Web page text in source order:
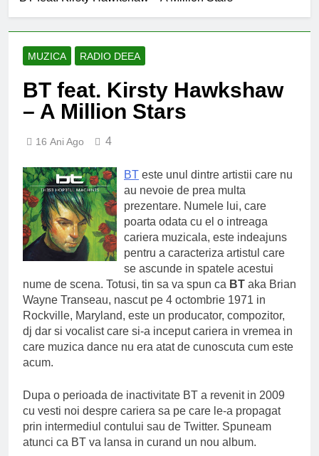
an școlar: fără fondul clasei,
fără fondul școlii
și organizațiile din Bacău
2 Ani Ago
Harta și programul
terenurilor de sport publice
din municipiul Bacău
2 Ani Ago
MUZICA RADIO DEEA
BT feat. Kirsty Hawkshaw
– A Million Stars
16 Ani Ago 4
BT este unul dintre artistii care nu
au nevoie de prea multa
prezentare. Numele lui, care
poarta odata cu el o intreaga
cariera muzicala, este indeajuns
pentru a caracteriza artistul care
se ascunde in spatele acestui
nume de scena. Totusi, tin sa va spun ca BT aka Brian
Wayne Transeau, nascut pe 4 octombrie 1971 in
Rockville, Maryland, este un producator, compozitor,
dj dar si vocalist care si-a inceput cariera in vremea in
care muzica dance nu era atat de cunoscuta cum este
acum.
Dupa o perioada de inactivitate BT a revenit in 2009
cu vesti noi despre cariera sa pe care le-a propagat
prin intermediul contului sau de Twitter. Spuneam
atunci ca BT va lansa in curand un nou album.